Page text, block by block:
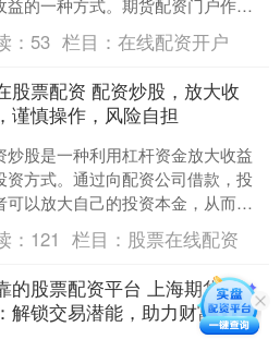
益的一种方式。期货配资门户作为
的配资平台，为投资者提供安全、
、高效的配资服务。 ....
： 53 栏目：在线配资开户
股票配资 配资炒股，放大收
谨慎操作，风险自担
炒股是一种利用杠杆资金放大收益
资方式。通过向配资公司借款，投
可以放大自己的投资本金，从而获
高的收益。 配资的本质是放大投资
资金。例如，如果投....
： 121 栏目： 股票在线配资
的股票配资平台 上海期货配
解锁交易潜能，助力财富增长